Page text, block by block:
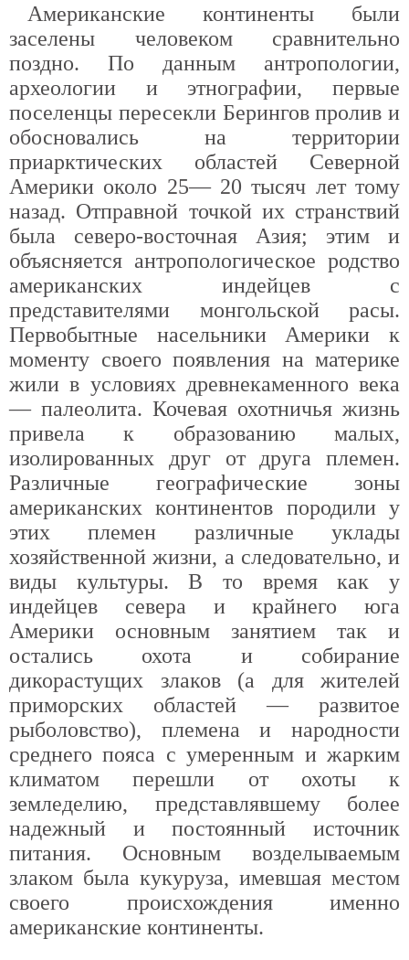
Американские континенты были
заселены человеком сравнительно
поздно. По данным антропологии,
археологии и этнографии, первые
поселенцы пересекли Берингов пролив и
обосновались на территории
приарктических областей Северной
Америки около 25— 20 тысяч лет тому
назад. Отправной точкой их странствий
была северо-восточная Азия; этим и
объясняется антропологическое родство
американских индейцев с
представителями монгольской расы.
Первобытные насельники Америки к
моменту своего появления на материке
жили в условиях древнекаменного века
— палеолита. Кочевая охотничья жизнь
привела к образованию малых,
изолированных друг от друга племен.
Различные географические зоны
американских континентов породили у
этих племен различные уклады
хозяйственной жизни, а следовательно, и
виды культуры. В то время как у
индейцев севера и крайнего юга
Америки основным занятием так и
остались охота и собирание
дикорастущих злаков (а для жителей
приморских областей — развитое
рыболовство), племена и народности
среднего пояса с умеренным и жарким
климатом перешли от охоты к
земледелию, представлявшему более
надежный и постоянный источник
питания. Основным возделываемым
злаком была кукуруза, имевшая местом
своего происхождения именно
американские континенты.